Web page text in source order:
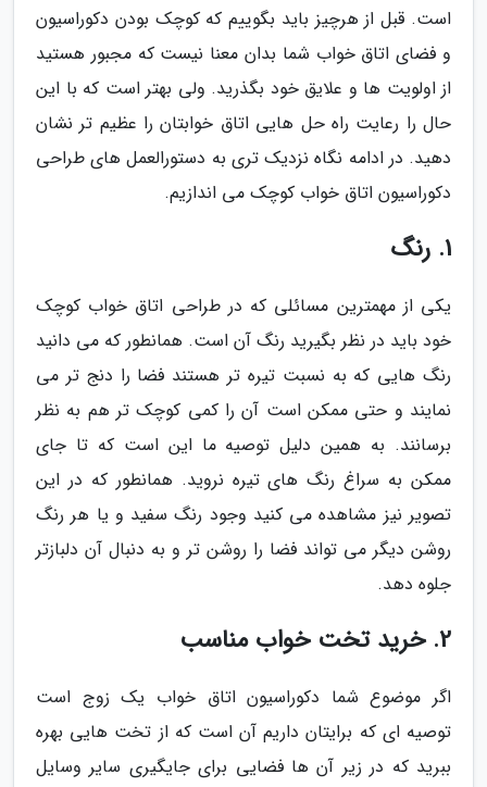
است. قبل از هرچیز باید بگوییم که کوچک بودن دکوراسیون
و فضای اتاق خواب شما بدان معنا نیست که مجبور هستید
از اولویت ها و علایق خود بگذرید. ولی بهتر است که با این
حال را رعایت راه حل هایی اتاق خوابتان را عظیم تر نشان
دهید. در ادامه نگاه نزدیک تری به دستورالعمل های طراحی
دکوراسیون اتاق خواب کوچک می اندازیم.
1. رنگ
یکی از مهمترین مسائلی که در طراحی اتاق خواب کوچک
خود باید در نظر بگیرید رنگ آن است. همانطور که می دانید
رنگ هایی که به نسبت تیره تر هستند فضا را دنج تر می
نمایند و حتی ممکن است آن را کمی کوچک تر هم به نظر
برسانند. به همین دلیل توصیه ما این است که تا جای
ممکن به سراغ رنگ های تیره نروید. همانطور که در این
تصویر نیز مشاهده می کنید وجود رنگ سفید و یا هر رنگ
روشن دیگر می تواند فضا را روشن تر و به دنبال آن دلبازتر
جلوه دهد.
2. خرید تخت خواب مناسب
اگر موضوع شما دکوراسیون اتاق خواب یک زوج است
توصیه ای که برایتان داریم آن است که از تخت هایی بهره
ببرید که در زیر آن ها فضایی برای جایگیری سایر وسایل